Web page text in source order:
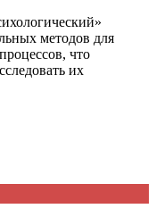
методов для
что
их